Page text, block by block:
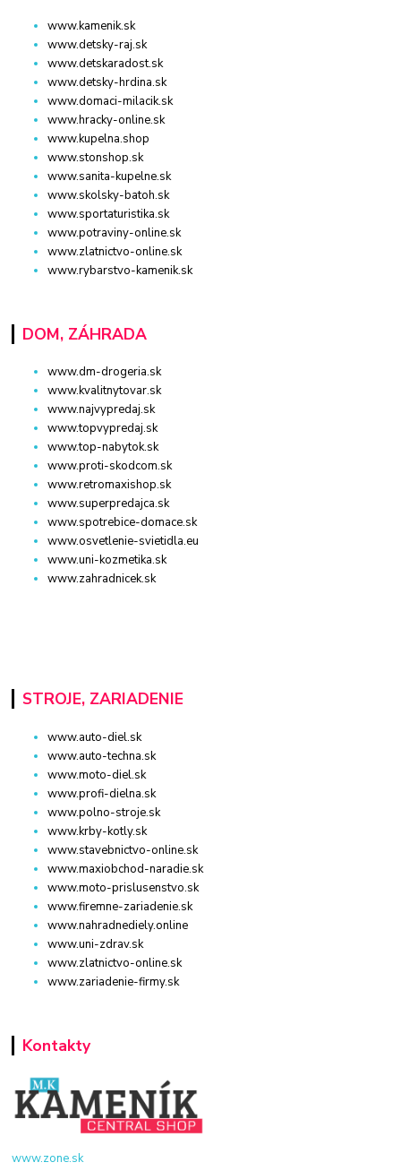
www.kamenik.sk
www.detsky-raj.sk
www.detskaradost.sk
www.detsky-hrdina.sk
www.domaci-milacik.sk
www.hracky-online.sk
www.kupelna.shop
www.stonshop.sk
www.sanita-kupelne.sk
www.skolsky-batoh.sk
www.sportaturistika.sk
www.potraviny-online.sk
www.zlatnictvo-online.sk
www.rybarstvo-kamenik.sk
DOM, ZÁHRADA
www.dm-drogeria.sk
www.kvalitnytovar.sk
www.najvypredaj.sk
www.topvypredaj.sk
www.top-nabytok.sk
www.proti-skodcom.sk
www.retromaxishop.sk
www.superpredajca.sk
www.spotrebice-domace.sk
www.osvetlenie-svietidla.eu
www.uni-kozmetika.sk
www.zahradnicek.sk
STROJE, ZARIADENIE
www.auto-diel.sk
www.auto-techna.sk
www.moto-diel.sk
www.profi-dielna.sk
www.polno-stroje.sk
www.krby-kotly.sk
www.stavebnictvo-online.sk
www.maxiobchod-naradie.sk
www.moto-prislusenstvo.sk
www.firemne-zariadenie.sk
www.nahradnediely.online
www.uni-zdrav.sk
www.zlatnictvo-online.sk
www.zariadenie-firmy.sk
Kontakty
www.zone.sk